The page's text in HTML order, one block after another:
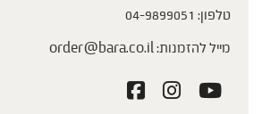
טלפון: 04-9899051
מייל להזמנות:order@bara.co.il